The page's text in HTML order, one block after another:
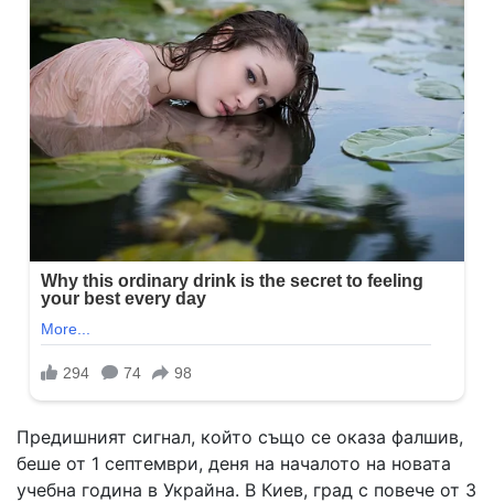
Предишният сигнал, който също се оказа фалшив,
беше от 1 септември, деня на началото на новата
учебна година в Украйна. В Киев, град с повече от 3